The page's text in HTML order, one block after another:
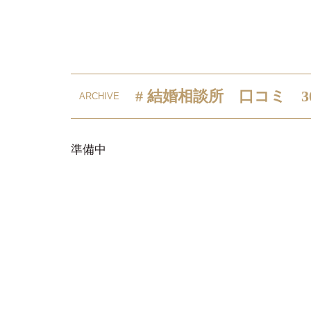
# 結婚相談所 口コミ
準備中